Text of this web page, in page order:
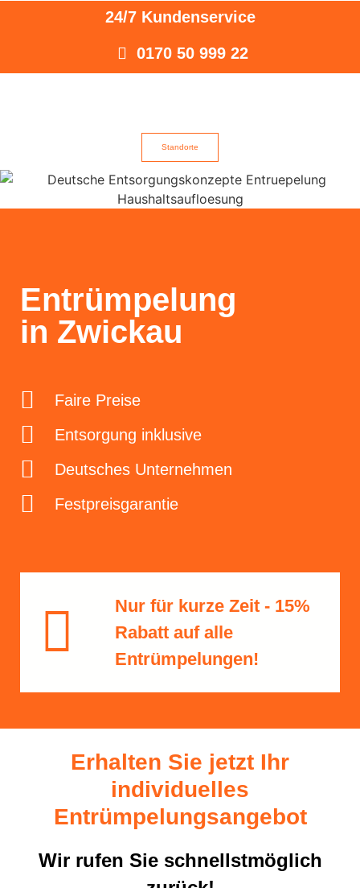
24/7 Kundenservice
0170 50 999 22
Standorte
Entrümpelung
in Zwickau
Faire Preise
Entsorgung inklusive
Deutsches Unternehmen
Festpreisgarantie
Nur für kurze Zeit - 15%
Rabatt​ auf alle
Entrümpelungen!
Erhalten Sie jetzt Ihr
individuelles
Entrümpelungsangebot
Wir rufen Sie schnellstmöglich